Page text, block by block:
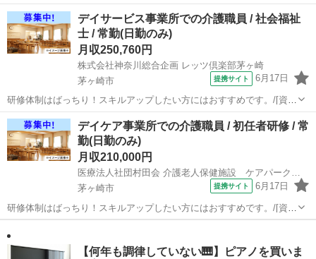
設名】 社会福祉法人翔の会 障害者入所支援施設入道雲 【勤務地】 神
奈川県 茅ヶ崎市 【アクセス】 香川(神奈川)駅/寒川駅/六会日大前駅
【雇...
神奈川 茅ヶ崎市 介護士
デイサービス事業所での介護職員 / 社会福祉
士 / 常勤(日勤のみ)
月収250,760円
株式会社神奈川総合企画 レッツ倶楽部茅ヶ崎
茅ヶ崎市
提携サイト 6月17日
研修体制はばっちり！スキルアップしたい方にはおすすめです。/[資格
取得制度有り] 働きながら資格取得が目指せる！(初任者研修・実務者
研修・介護福祉士)/20代・30代が活躍できる！ 【施設名】 株式会社神
奈川総合企画 レッ...
神奈川 茅ヶ崎市 介護福祉士
デイケア事業所での介護職員 / 初任者研修 / 常
勤(日勤のみ)
月収210,000円
医療法人社団村田会 介護老人保健施設 ケアパーク茅ヶ崎
茅ヶ崎市
提携サイト 6月17日
研修体制はばっちり！スキルアップしたい方にはおすすめです。/[資格
取得制度有り] 働きながら資格取得が目指せる！(初任者研修・実務者
研修・介護福祉士)/日・祝休みがメイン、シフト制で休み相談可/利用
者人数５０人以下 【施設...
【何年も調律していない🎹】ピアノを買いま